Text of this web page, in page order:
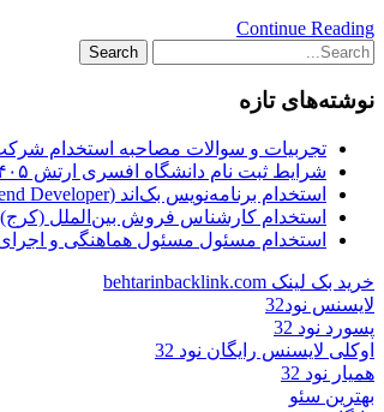
Continue Reading
نوشته‌های تازه
تجربیات و سوالات مصاحبه استخدام
شرایط ثبت نام دانشگاه افسری ارتش ۱۴۰۵ – ۱۴۰۶
استخدام برنامه‌نویس بک‌اند (Backend Developer-شیراز)
استخدام کارشناس فروش بین‌الملل (کرج)
استخدام مسئول مسئول هماهنگی و
خرید بک لینک behtarinbacklink.com
لایسنس نود32
پسورد نود 32
اوکلی لایسنس رایگان نود 32
همیار نود 32
بهترین سئو